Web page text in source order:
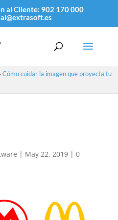
al Cliente: 902 170 000
Cómo cuidar la imagen que proyecta tu
| May 22, 2019| 0